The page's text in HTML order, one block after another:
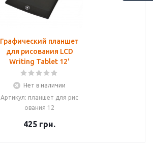
Графический планшет
для рисования LCD
Writing Tablet 12'
Нет в наличии
Артикул: планшет для рис
ования 12
425 грн.